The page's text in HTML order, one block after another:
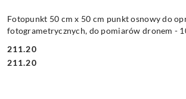
Fotopunkt 50 cm x 50 cm punkt osnowy do
fotogrametrycznych, do pomiarów dronem -
Cena:
211.20
Cena:
211.20